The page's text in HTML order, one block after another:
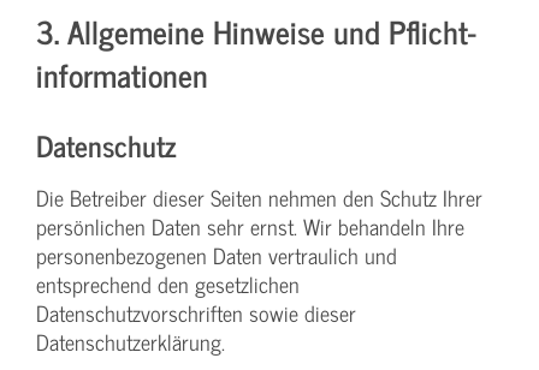
3. Allgemeine Hinweise und Pflicht­
informationen
Datenschutz
Die Betreiber dieser Seiten nehmen den Schutz Ihrer
persönlichen Daten sehr ernst. Wir behandeln Ihre
personenbezogenen Daten vertraulich und
entsprechend den gesetzlichen
Datenschutzvorschriften sowie dieser
Datenschutzerklärung.